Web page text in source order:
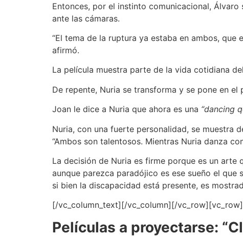
Entonces, por el instinto comunicacional,
ante las cámaras.
“El tema de la ruptura ya estaba en ambos,
afirmó.
La película muestra parte de la vida cotidiana
De repente, Nuria se transforma y se pone en
Joan le dice a Nuria que ahora es una “dancing
Nuria, con una fuerte personalidad, se muestra
“Ambos son talentosos. Mientras Nuria danza
La decisión de Nuria es firme porque es un arte
aunque parezca paradójico es ese sueño el
si bien la discapacidad está presente, es
[/vc_column_text][/vc_column][/
Películas a proyectarse: